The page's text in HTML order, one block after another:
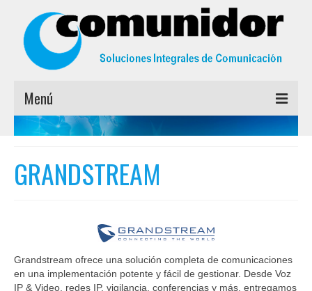
Menú
INICIO
MARCAS
GRANDSTREAM
Grandstream ofrece una solución completa de comunicaciones
en una implementación potente y fácil de gestionar. Desde Voz
IP & Video, redes IP, vigilancia, conferencias y más, entregamos